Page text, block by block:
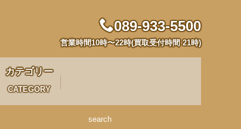
089-933-5500
営業時間10時〜22時(買取受付時間 21時)
カテゴリー
CATEGORY
search